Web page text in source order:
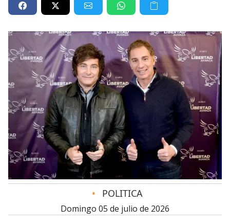
• POLITICA
domingo 05 de julio de 2026